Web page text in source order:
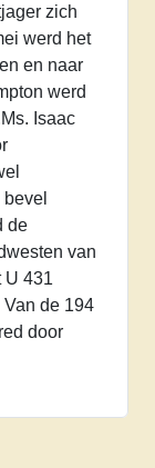
zich
werd het
en naar
werd
Isaac
de
van
U 431
de 194
door